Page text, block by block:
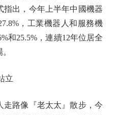
指出，今年上半年中國機器
，工業機器人和服務機
和25.5%，連續12年位居全
立
路像『老太太』散步，今